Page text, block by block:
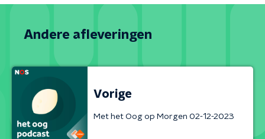
Andere afleveringen
Vorige
Met het Oog op Morgen 02-12-2023